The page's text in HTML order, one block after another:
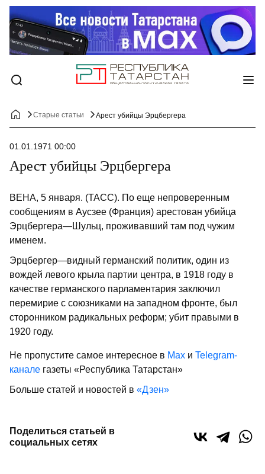
Старые статьи Арест убийцы Эрцбергера
01.01.1971 00:00
Арест убийцы Эрцбергера
ВЕНА, 5 января. (ТАСС). По еще непроверенным
сообщениям в Аусзее (Франция) арестован убийца
Эрцбергера—Шульц, проживавший там под чужим
именем.
Эрцбергер—видный германский политик, один из
вождей левого крыла партии центра, в 1918 году в
качестве германского парламентария заключил
перемирие с союзниками на западном фронте, был
сторонником радикальных реформ; убит правыми в
1920 году.
Не пропустите самое интересное в Max и Telegram-
канале газеты «Республика Татарстан»
Больше статей и новостей в «Дзен»
Поделиться статьей в
социальных сетях